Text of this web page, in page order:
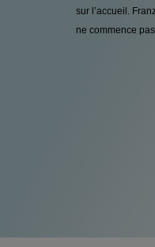
sur l’accueil.
ne commence